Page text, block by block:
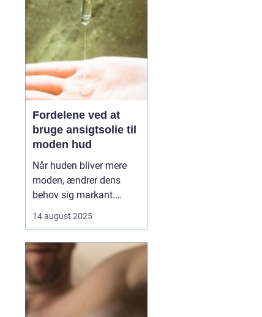
allergier,
hormonforstyrrelser og...
Fordelene ved at
bruge ansigtsolie til
moden hud
Når huden bliver mere
moden, ændrer dens
behov sig markant.
mindre elasticitet og
mere sårbar over for fine
linjer og rynker. Her
kommer ansigtsolie ind
som en enkel, men...
14 august 2025